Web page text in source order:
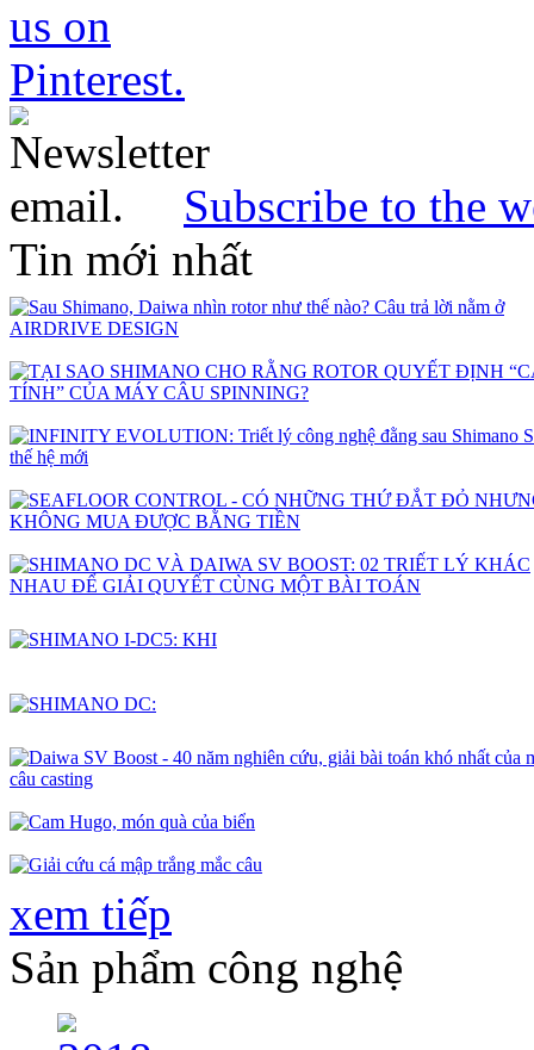
Subscribe to the
Tin mới nhất
xem tiếp
Sản phẩm công nghệ